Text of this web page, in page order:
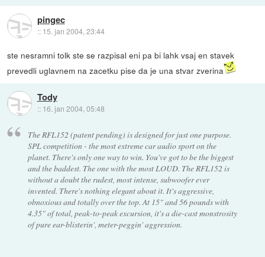
pingec
:: 15. jan 2004, 23:44
ste nesramni tolk ste se razpisal eni pa bi lahk vsaj en stavek
prevedli uglavnem na zacetku pise da je una stvar zverina
Tody
:: 16. jan 2004, 05:48
The RFL152 (patent pending) is designed for just one purpose.
SPL competition - the most extreme car audio sport on the
planet. There's only one way to win. You've got to be the biggest
and the baddest. The one with the most LOUD. The RFL152 is
without a doubt the rudest, most intense, subwoofer ever
invented. There's nothing elegant about it. It's aggressive,
obnoxious and totally over the top. At 15" and 56 pounds with
4.35" of total, peak-to-peak excursion, it's a die-cast monstrosity
of pure ear-blisterin', meter-peggin' aggression.